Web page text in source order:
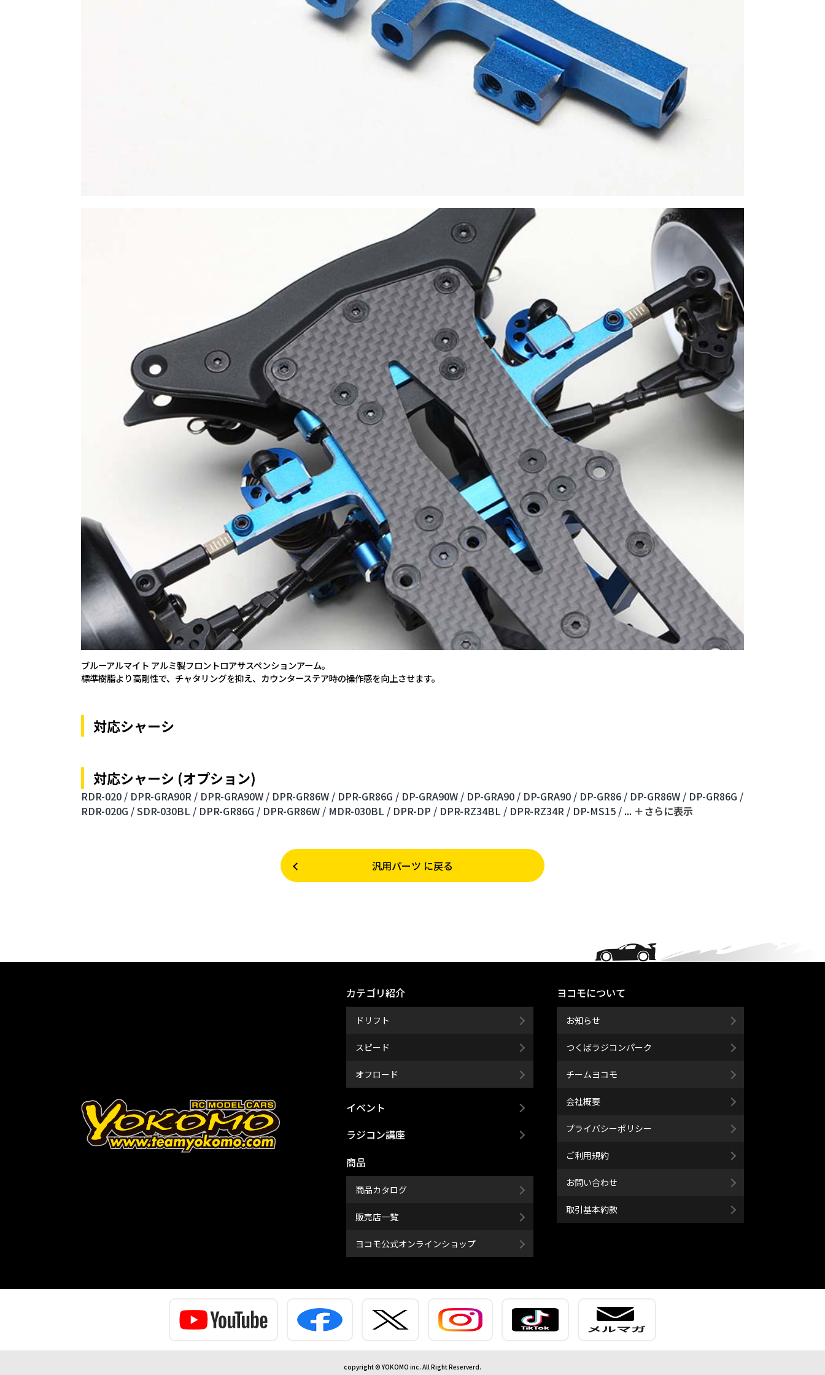
ブルーアルマイト アルミ製フロントロアサスペンションアーム。
標準樹脂より高剛性で、チャタリングを抑え、カウンターステア時の操作感を向上させます。
対応シャーシ
対応シャーシ (オプション)
RDR-020 / DPR-GRA90R / DPR-GRA90W / DPR-GR86W / DPR-GR86G / DP-GRA90W / DP-GRA90 / DP-GRA90 / DP-GR86 / DP-GR86W / DP-GR86G /
RDR-020G /SDR-030BL / DPR-GR86G / DPR-GR86W / MDR-030BL / DPR-DP / DPR-RZ34BL / DPR-RZ34R / DP-MS15 / ... ＋さらに表⽰
汎用パーツ に戻る
カテゴリ紹介
ドリフト
スピード
オフロード
イベント
ラジコン講座
商品
商品カタログ
販売店一覧
ヨコモ公式オンラインショップ
ヨコモについて
お知らせ
つくばラジコンパーク
チームヨコモ
会社概要
プライバシーポリシー
ご利用規約
お問い合わせ
取引基本約款
copyright © YOKOMO inc. All Right Reserverd.